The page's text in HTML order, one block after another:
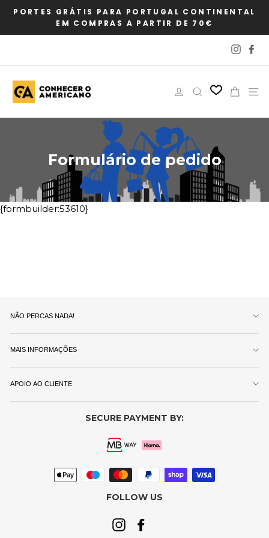
Pular
o
PORTES GRÁTIS PARA PORTUGAL CONTINENTAL
EM COMPRAS A PARTIR DE 70€
Iniciar sessão
Pesquisar
Formulário de pedido
{formbuilder:53610}
NÃO PERCAS NADA!
MAIS INFORMAÇÕES
APOIO AO CLIENTE
SECURE PAYMENT BY:
FOLLOW US
Instagram